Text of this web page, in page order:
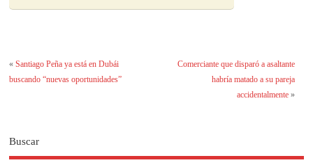
«Santiago Peña ya está en Dubái
buscando “nuevas oportunidades”
Comerciante que disparó a asaltante
habría matado a su pareja
accidentalmente»
Buscar